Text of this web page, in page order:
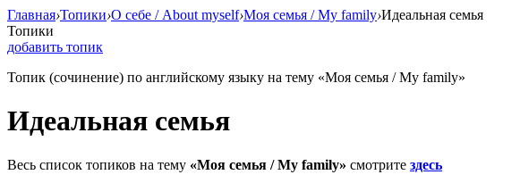
Главная›Топики›О себе / About myself›Моя семья / My family›Идеальная семья
Топики
добавить топик
Топик (сочинение) по английскому языку на тему «Моя семья / My family»
Идеальная семья
Весь список топиков на тему «Моя семья / My family» смотрите здесь